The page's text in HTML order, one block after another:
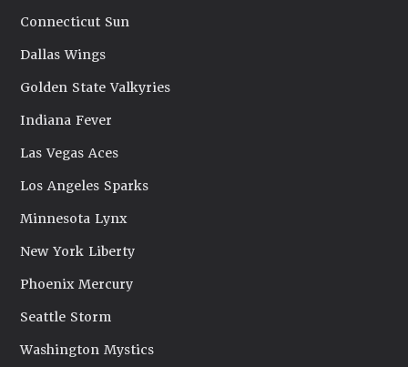
Connecticut Sun
Dallas Wings
Golden State Valkyries
Indiana Fever
Las Vegas Aces
Los Angeles Sparks
Minnesota Lynx
New York Liberty
Phoenix Mercury
Seattle Storm
Washington Mystics